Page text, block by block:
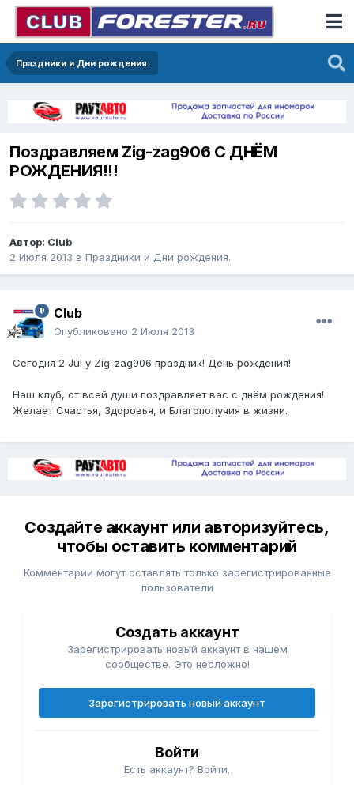
Праздники и Дни рождения.
Поздравляем Zig-zag906 С ДНЁМ
РОЖДЕНИЯ!!!
Автор: Club
2 Июля 2013 в Праздники и Дни рождения.
Club
Опубликовано 2 Июля 2013
Сегодня 2 Jul у Zig-zag906 праздник! День рождения!
Наш клуб, от всей души поздравляет вас с днём рождения!
Желает Счастья, Здоровья, и Благополучия в жизни.
Создайте аккаунт или авторизуйтесь,
чтобы оставить комментарий
Комментарии могут оставлять только зарегистрированные
пользователи
Создать аккаунт
Зарегистрировать новый аккаунт в нашем
сообществе. Это несложно!
Зарегистрировать новый аккаунт
Войти
Есть аккаунт? Войти.